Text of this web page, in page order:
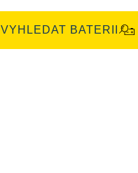
VYHLEDAT BATERII